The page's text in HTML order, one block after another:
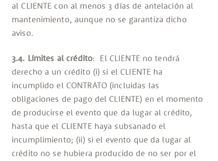
al CLIENTE con al menos 3 días de antelación al
mantenimiento, aunque no se garantiza dicho
aviso.
3.4. Límites al crédito: El CLIENTE no tendrá
derecho a un crédito (i) si el CLIENTE ha
incumplido el CONTRATO (incluidas las
obligaciones de pago del CLIENTE) en el momento
de producirse el evento que da lugar al crédito,
hasta que el CLIENTE haya subsanado el
incumplimiento; (ii) si el evento que da lugar al
crédito no se hubiera producido de no ser por el